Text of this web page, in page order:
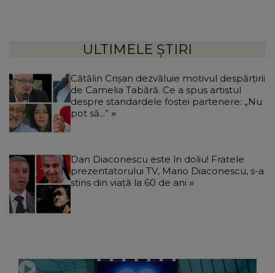
ULTIMELE ȘTIRI
Cătălin Crișan dezvăluie motivul despărțirii
de Camelia Tabără. Ce a spus artistul
despre standardele fostei partenere: „Nu
pot să...”
Dan Diaconescu este în doliu! Fratele
prezentatorului TV, Mario Diaconescu, s-a
stins din viață la 60 de ani